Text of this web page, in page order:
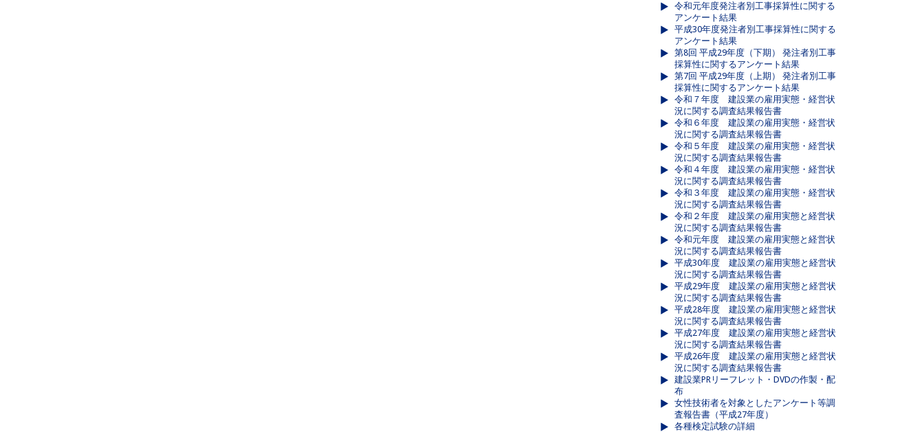
令和元年度発注者別工事採算性に関する
アンケート結果
平成30年度発注者別工事採算性に関する
アンケート結果
第8回 平成29年度（下期） 発注者別工事
採算性に関するアンケート結果
第7回 平成29年度（上期） 発注者別工事
採算性に関するアンケート結果
令和７年度 建設業の雇用実態・経営状
況に関する調査結果報告書
令和６年度 建設業の雇用実態・経営状
況に関する調査結果報告書
令和５年度 建設業の雇用実態・経営状
況に関する調査結果報告書
令和４年度 建設業の雇用実態・経営状
況に関する調査結果報告書
令和３年度 建設業の雇用実態・経営状
況に関する調査結果報告書
令和２年度 建設業の雇用実態と経営状
況に関する調査結果報告書
令和元年度 建設業の雇用実態と経営状
況に関する調査結果報告書
平成30年度 建設業の雇用実態と経営状
況に関する調査結果報告書
平成29年度 建設業の雇用実態と経営状
況に関する調査結果報告書
平成28年度 建設業の雇用実態と経営状
況に関する調査結果報告書
平成27年度 建設業の雇用実態と経営状
況に関する調査結果報告書
平成26年度 建設業の雇用実態と経営状
況に関する調査結果報告書
建設業PRリーフレット・DVDの作製・配
布
女性技術者を対象としたアンケート等調
査報告書（平成27年度）
各種検定試験の詳細